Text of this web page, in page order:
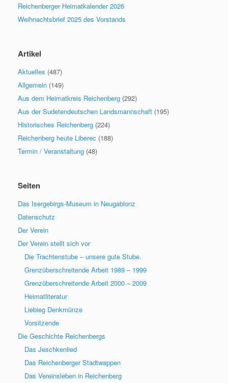
Reichenberger Heimatkalender 2026
Weihnachtsbrief 2025 des Vorstands
Artikel
Aktuelles (487)
Allgemein (149)
Aus dem Heimatkreis Reichenberg (292)
Aus der Sudetendeutschen Landsmannschaft (195)
Historisches Reichenberg (224)
Reichenberg heute Liberec (188)
Termin / Veranstaltung (48)
Seiten
Das Isergebirgs-Museum in Neugablonz
Datenschutz
Der Verein
Der Verein stellt sich vor
Die Trachtenstube – unsere gute Stube.
Grenzüberschreitende Arbeit 1989 – 1999
Grenzüberschreitende Arbeit 2000 – 2009
Heimatliteratur
Liebieg Denkmünze
Vorsitzende
Die Geschichte Reichenbergs
Das Jeschkenlied
Das Reichenberger Stadtwappen
Das Vereinsleben in Reichenberg